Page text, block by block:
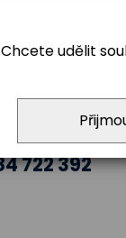
722 392
Chcete udělit